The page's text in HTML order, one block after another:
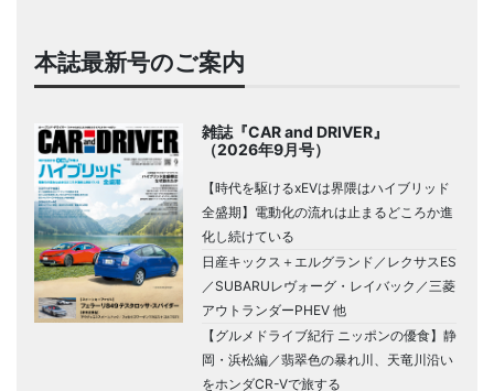
本誌最新号のご案内
雑誌『CAR and DRIVER』
（2026年9月号）
【時代を駆けるxEVは界隈はハイブリッド
全盛期】電動化の流れは止まるどころか進
化し続けている
日産キックス＋エルグランド／レクサスES
／SUBARUレヴォーグ・レイバック／三菱
アウトランダーPHEV 他
【グルメドライブ紀行 ニッポンの優食】静
岡・浜松編／翡翠色の暴れ川、天竜川沿い
をホンダCR-Vで旅する